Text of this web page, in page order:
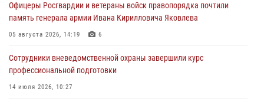
Росгвардия обеспечила безопасность граждан на праздновании
Дня ВДВ в Липецке
03 августа 2026, 13:43
Росгвардейцы обеспечили безопасность граждан в День Лев-
Толстовского района
03 августа 2026, 13:41
Офицеры Росгвардии и ветераны войск правопорядка почтили
память генерала армии Ивана Кирилловича Яковлева
05 августа 2026, 14:19 6
Сотрудники вневедомственной охраны завершили курс
профессиональной подготовки
14 июля 2026, 10:27